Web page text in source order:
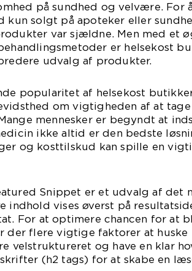
på sundhed og velvære. For
kun solgt på apoteker eller
var sjældne. Men med et
er helsekost
udvalg af produkter.
popularitet af helsekost
om vigtigheden af at tage
mennesker er begyndt at
ikke altid er den bedste
og kosttilskud kan spille en
Snippet er et udvalg af det
indhold vises øverst på
For at optimere chancen for at
der flere vigtige faktorer at huske
velstruktureret og have en klar
(h2 tags) for at skabe en